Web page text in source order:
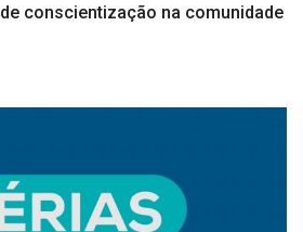
conscientização na comunidade